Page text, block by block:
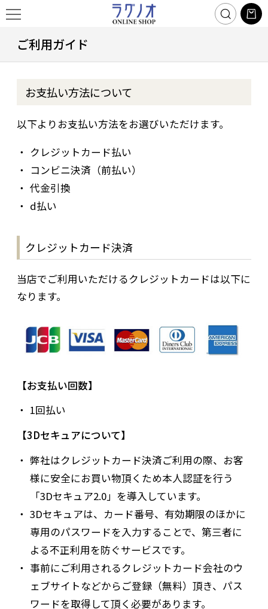
ご利用ガイド
お支払い方法について
以下よりお支払い方法をお選びいただけます。
クレジットカード払い
コンビニ決済（前払い）
代金引換
d払い
クレジットカード決済
当店でご利用いただけるクレジットカードは以下に
なります。
お支払い回数
1回払い
3Dセキュアについて
弊社はクレジットカード決済ご利用の際、お客
様に安全にお買い物頂くため本人認証を行う
「3Dセキュア2.0」を導入しています。
3Dセキュアは、カード番号、有効期限のほかに
専用のパスワードを入力することで、第三者に
よる不正利用を防ぐサービスです。
事前にご利用されるクレジットカード会社のウ
ェブサイトなどからご登録（無料）頂き、パス
ワードを取得して頂く必要があります。